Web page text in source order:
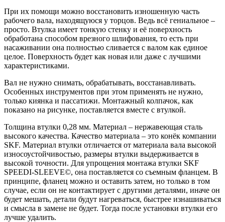
При их помощи можно восстановить изношенную часть
рабочего вала, находящуюся у торцов. Ведь всё гениальное –
просто. Втулка имеет тонкую стенку и её поверхность
обработана способом врезного шлифования, то есть при
насаживании она полностью сливается с валом как единое
целое. Поверхность будет как новая или даже с лучшими
характеристиками.
Вал не нужно снимать, обрабатывать, восстанавливать.
Особенных инструментов при этом применять не нужно,
только киянка и пассатижи. Монтажный колпачок, как
показано на рисунке, поставляется вместе с втулкой.
Толщина втулки 0,28 мм. Материал – нержавеющая сталь
высокого качества. Качество материала – это конёк компании
SKF. Материал втулки отличается от материала вала высокой
износоустойчивостью, размеры втулки выдерживается в
высокой точности. Для упрощения монтажа втулки SKF
SPEEDI-SLEEVE©, она поставляется со съемным фланцем. В
принципе, фланец можно и оставить затем, но только в том
случае, если он не контактирует с другими деталями, иначе он
будет мешать, детали будут нагреваться, быстрее изнашиваться
и смысла в замене не будет. Тогда после установки втулки его
лучше удалить.